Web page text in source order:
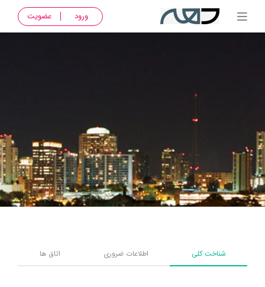
ورود عضویت
شناخت کلی اطلاعات ضروری اتاق ها